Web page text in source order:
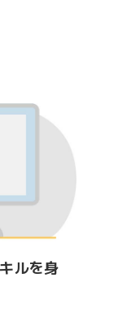
ルを身